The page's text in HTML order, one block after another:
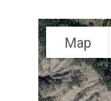
Map